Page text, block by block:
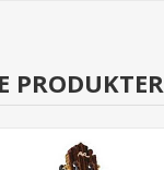
PRODUKTER